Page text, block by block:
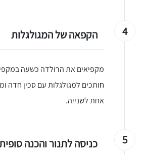
4 הקפאה של המגולגלות
מקפיאים את הרולדה כשעה
חותכים למגולגלות עם סכין חדה
אחת לשנייה.
5 כניסה לתנור והכנה